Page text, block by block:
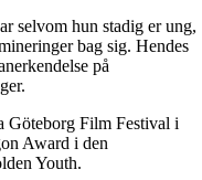
selvom hun stadig er ung,
bag sig. Hendes
på
Göteborg Film Festival i
Award i den
Youth.